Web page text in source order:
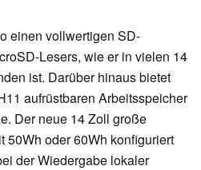
einen vollwertigen SD-
Lesers, wie er in vielen 14
ist. Darüber hinaus bietet
aufrüstbaren Arbeitsspeicher
Der neue 14 Zoll große
50Wh oder 60Wh konfiguriert
der Wiedergabe lokaler